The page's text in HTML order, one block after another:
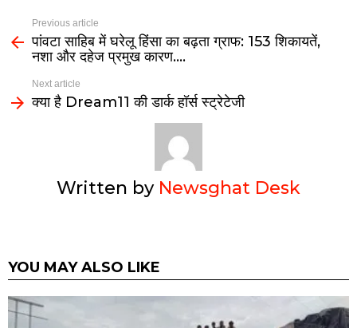
Previous article
पांवटा साहिब में घरेलू हिंसा का बढ़ता ग्राफ: 153 शिकायतें,
नशा और दहेज प्रमुख कारण….
Next article
क्या है Dream11 की डार्क हॉर्स स्ट्रेटेजी
Written by Newsghat Desk
YOU MAY ALSO LIKE